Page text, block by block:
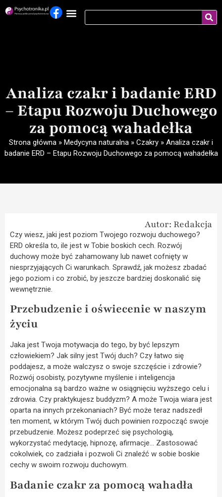
Analiza czakr i badanie ERD
– Etapu Rozwoju Duchowego
za pomocą wahadełka
Strona główna » Medycyna naturalna » Czakry » Analiza czakr i
badanie ERD – Etapu Rozwoju Duchowego za pomocą wahadełka
Autor: Redakcja
Czy wiesz, jaki jest poziom Twojego rozwoju duchowego?
ERD określa to, ile jest w Tobie boskich cech. Rozwój
duchowy może być zahamowany lub nawet cofnięty w
niesprzyjających Ci warunkach. Sprawdź, jak możesz zbadać
jego poziom i co zrobić, by jeszcze bardziej doskonalić się
wewnętrznie.
Przebudzenie i oświecenie w naszym
życiu
Jaka jest Twoja motywacja do tego, by być lepszym
człowiekiem? Jak silny jest Twój duch? Czy łatwo się
poddajesz, a może walczysz o swoje szczęście i zdrowie?
Rozwój osobisty, pozytywne myślenie i inteligencja
emocjonalna są bardzo ważne w osiągnięciu wyższego celu i
zdrowia. Czy praktykujesz buddyzm? A może Twoja wiara jest
oparta na innych przekonaniach? Być może teraz nadszedł
ten moment, w którym Twój duch powinien rozpocząć swoje
przebudzenie. Możesz podeprzeć się psychologią,
wykorzystać medytację, hipnozę, afirmacje… Zastosować
cokolwiek, co zadziała i pozwoli Ci znaleźć w sobie boskie
cechy w swoim rozwoju duchowym.
Badanie czakr za pomocą wahadła